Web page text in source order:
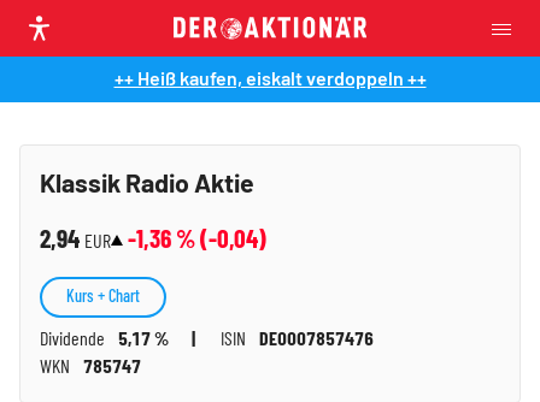
++ Heiß kaufen, eiskalt verdoppeln ++
Klassik Radio Aktie
2,94 EUR -1,36 % (-0,04)
Dividende 5,17 % ISIN
DE0007857476
WKN
785747
Kurs + Chart